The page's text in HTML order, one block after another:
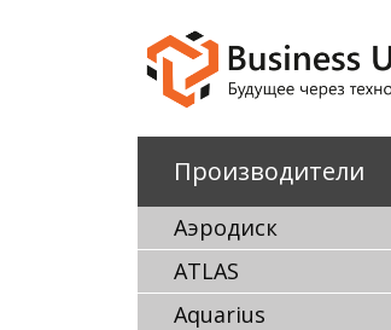
Производители
Аэродиск
ATLAS
Aquarius